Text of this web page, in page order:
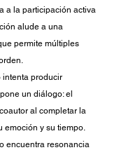
a la participación activa
alude a una
permite múltiples
intenta producir
un diálogo: el
al completar la
emoción y su tiempo.
encuentra resonancia